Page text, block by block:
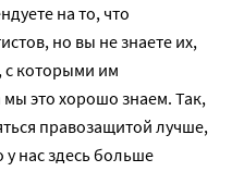
на то, что
но вы не знаете их,
с которыми им
мы это хорошо знаем. Так,
правозащитой лучше,
у нас здесь больше